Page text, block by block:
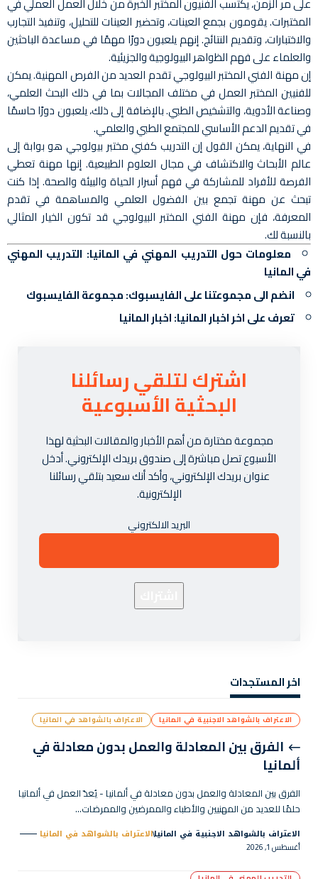
المختبرات. يقومون بجمع العينات، وتحضير العينات للتحليل، وتنفيذ التجارب
والاختبارات، وتقديم النتائج. إنهم يلعبون دورًا مهمًا في مساعدة الباحثين
والعلماء على فهم الظواهر البيولوجية والجزيئية.
إن مهنة الفني المختبر البيولوجي تقدم العديد من الفرص المهنية. يمكن
للفنيين المختبر العمل في مختلف المجالات بما في ذلك البحث العلمي،
وصناعة الأدوية، والتشخيص الطبي. بالإضافة إلى ذلك، يلعبون دورًا حاسمًا
في تقديم الدعم الأساسي للمجتمع الطبي والعلمي.
في النهاية، يمكن القول إن التدريب كفني مختبر بيولوجي هو بوابة إلى
عالم الأبحاث والاكتشاف في مجال العلوم الطبيعية. إنها مهنة تعطي
الفرصة للأفراد للمشاركة في فهم أسرار الحياة والبيئة والصحة. إذا كنت
تبحث عن مهنة تجمع بين الفضول العلمي والمساهمة في تقدم
المعرفة، فإن مهنة الفني المختبر البيولوجي قد تكون الخيار المثالي
بالنسبة لك.
معلومات حول التدريب المهني في المانيا: التدريب المهني
في المانيا
انضم الى مجموعتنا على الفايسبوك:مجموعة الفايسبوك
تعرف على اخر اخبار المانيا:اخبار المانيا
اشترك لتلقي رسائلنا
البحثية الأسبوعية
مجموعة مختارة من أهم الأخبار والمقالات البحثية لهذا
الأسبوع تصل مباشرة إلى صندوق بريدك الإلكتروني. أدخل
عنوان بريدك الإلكتروني، وأكد أنك سعيد بتلقي رسائلنا
الإلكترونية.
البريد الالكتروني
اخر المستجدات
الاعتراف بالشواهد الاجنبية في المانيا الاعتراف بالشواهد في المانيا
الفرق بين المعادلة والعمل بدون معادلة في
ألمانيا
الفرق بين المعادلة والعمل بدون معادلة في ألمانيا - يُعدّ العمل في ألمانيا
حلمًا للعديد من المهنيين والأطباء والممرضين والممرضات…
الاعتراف بالشواهد الاجنبية في المانياالاعتراف بالشواهد في المانيا
أغسطس 1, 2026